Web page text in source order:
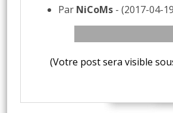
Par NiCoMs - (2017-04-
(Votre post sera visible